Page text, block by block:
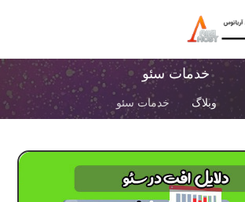
خدمات سئو
وبلاگ خدمات سئو